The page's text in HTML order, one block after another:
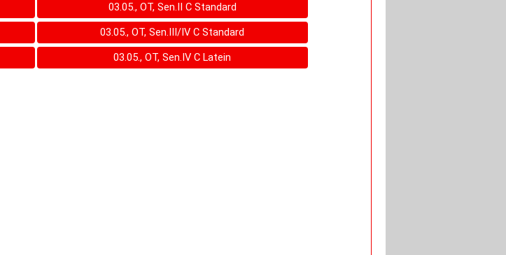
03.05., OT, Sen.II C Standard
03.05., OT, Sen.III/IV C Standard
03.05., OT, Sen.IV C Latein